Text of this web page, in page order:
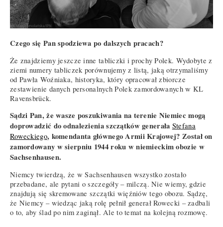
Czego się Pan spodziewa po dalszych pracach?
Że znajdziemy jeszcze inne tabliczki i prochy Polek. Wydobyte z
ziemi numery tabliczek porównujemy z listą, jaką otrzymaliśmy
od Pawła Woźniaka, historyka, który opracował zbiorcze
zestawienie danych personalnych Polek zamordowanych w KL
Ravensbrück.
Sądzi Pan, że wasze poszukiwania na terenie Niemiec mogą
doprowadzić do odnalezienia szczątków generała Stefana
Roweckiego, komendanta głównego Armii Krajowej? Został on
zamordowany w sierpniu 1944 roku w niemieckim obozie w
Sachsenhausen.
Niemcy twierdzą, że w Sachsenhausen wszystko zostało
przebadane, ale pytani o szczegóły – milczą. Nie wiemy, gdzie
znajdują się skremowane szczątki więźniów tego obozu. Sądzę,
że Niemcy – wiedząc jaką rolę pełnił generał Rowecki – zadbali
o to, aby ślad po nim zaginął. Ale to temat na kolejną rozmowę.